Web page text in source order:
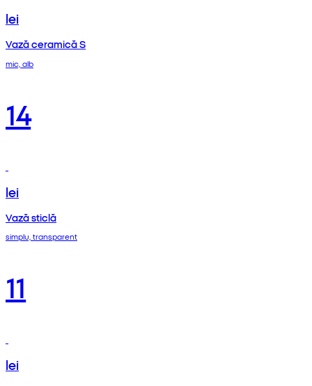
lei
Vază ceramică S
mic, alb
14
lei
Vază sticlă
simplu, transparent
11
lei